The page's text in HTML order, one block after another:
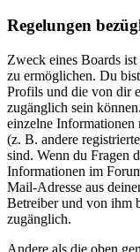
Regelungen
Zweck eines Boards ist
zu ermöglichen. Du
Profils und die von dir
zugänglich sein
einzelne Informationen
(z. B. andere
sind. Wenn du Fragen
Informationen im
Mail-Adresse aus
Betreiber und von ihm
zugänglich.
Andere als die oben